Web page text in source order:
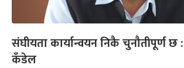
संघीयता कार्यान्वयन निकै चुनौतीपूर्ण छ
कँडेल